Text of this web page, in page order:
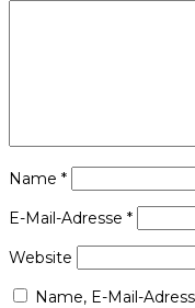
Name *
E-Mail-Adresse *
Website
Name, E-Mail-